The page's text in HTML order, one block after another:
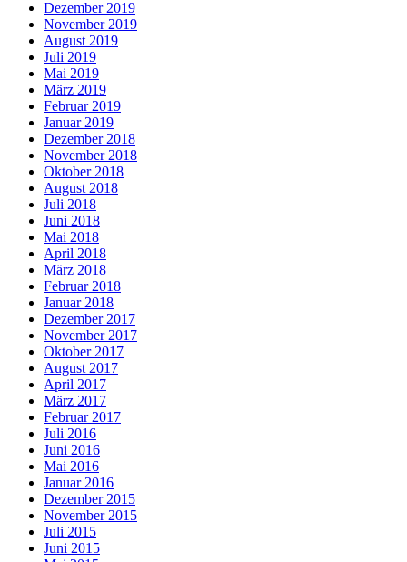
Dezember 2019
November 2019
August 2019
Juli 2019
Mai 2019
März 2019
Februar 2019
Januar 2019
Dezember 2018
November 2018
Oktober 2018
August 2018
Juli 2018
Juni 2018
Mai 2018
April 2018
März 2018
Februar 2018
Januar 2018
Dezember 2017
November 2017
Oktober 2017
August 2017
April 2017
März 2017
Februar 2017
Juli 2016
Juni 2016
Mai 2016
Januar 2016
Dezember 2015
November 2015
Juli 2015
Juni 2015